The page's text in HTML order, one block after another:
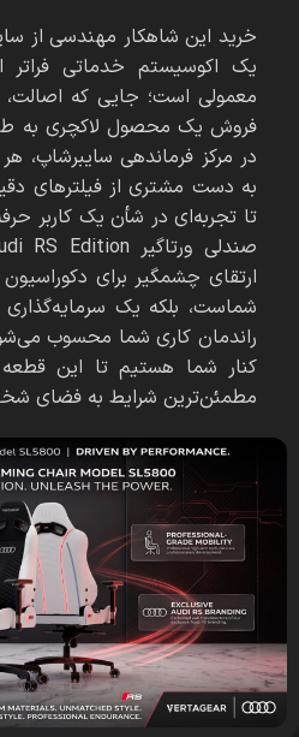
خرید این شاهکار مهندسی از
یک اکوسیستم خدماتی فراتر
معمولی است؛ جایی که
فروش یک محصول لاکچری به
در مرکز فرماندهی
به دست مشتری از فیلترهای
تا تجربه‌ای در شأن یک کاربر
ارتقای چشمگیر برای
شماست، بلکه یک
راندمان کاری شما محسوب
کنار شما هستیم تا این قطعه
مطمئن‌ترین شرایط به فضای